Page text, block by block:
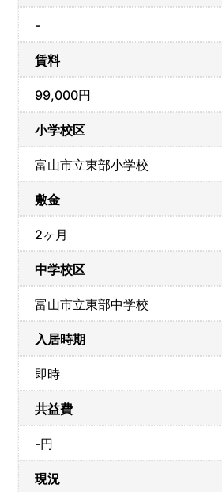
-
賃料
99,000円
小学校区
富山市立東部小学校
敷金
2ヶ月
中学校区
富山市立東部中学校
入居時期
即時
共益費
-円
現況